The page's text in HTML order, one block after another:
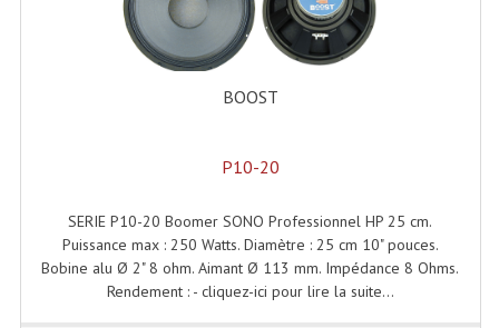
Lampes À Décharges
Lampes De Couleurs
Lampes Dichroique
Lampes PAR
Lampes Théatre
BOOST
P10-20
SERIE P10-20 Boomer SONO Professionnel HP 25 cm.
Puissance max : 250 Watts. Diamètre : 25 cm 10" pouces.
Bobine alu Ø 2" 8 ohm. Aimant Ø 113 mm. Impédance 8 Ohms.
Rendement : - cliquez-ici pour lire la suite...